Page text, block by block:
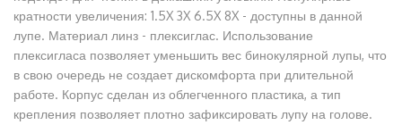
кратности увеличения: 1.5X 3X 6.5X 8X - доступны в данной
лупе. Материал линз - плексиглас. Использование
плексигласа позволяет уменьшить вес бинокулярной лупы, что
в свою очередь не создает дискомфорта при длительной
работе. Корпус сделан из облегченного пластика, а тип
крепления позволяет плотно зафиксировать лупу на голове.